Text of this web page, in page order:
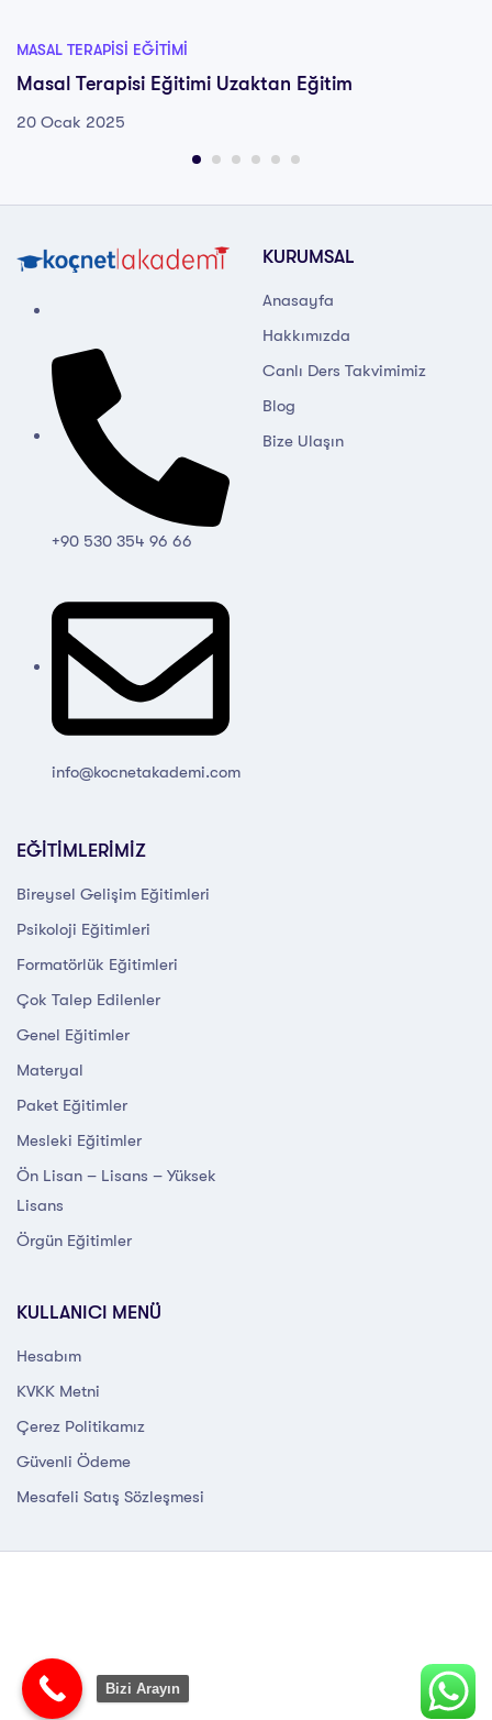
MASAL TERAPISI EĞITIMI
Masal Terapisi Eğitimi Uzaktan Eğitim
20 Ocak 2025
+90 530 354 96 66
info@kocnetakademi.com
KURUMSAL
Anasayfa
Hakkımızda
Canlı Ders Takvimimiz
Blog
Bize Ulaşın
EĞİTİMLERİMİZ
Bireysel Gelişim Eğitimleri
Psikoloji Eğitimleri
Formatörlük Eğitimleri
Çok Talep Edilenler
Genel Eğitimler
Materyal
Paket Eğitimler
Mesleki Eğitimler
Ön Lisan – Lisans – Yüksek
Lisans
Örgün Eğitimler
KULLANICI MENÜ
Hesabım
KVKK Metni
Çerez Politikamız
Güvenli Ödeme
Mesafeli Satış Sözleşmesi
Bizi Arayın